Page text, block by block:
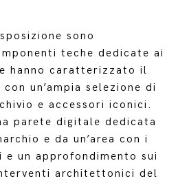
sono
teche dedicate ai
hanno caratterizzato il
un’ampia selezione di
e accessori iconici.
parete digitale dedicata
e da un’area con i
un approfondimento sui
architettonici del